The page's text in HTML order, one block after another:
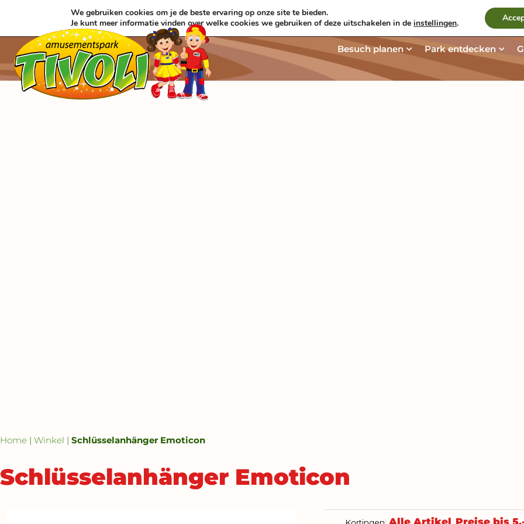
springen
Aktuelles &
Besuch planen Öffne Besuch
Park entdecken
Home | Winkel | Schlüsselanhänger Emoticon
Schlüsselanhänger Emoticon
Kortingen: Alle Artikel Preise bis
We gebruiken cookies om je de beste ervaring op onze site te bieden.
Je kunt meer informatie vinden over welke cookies we gebruiken of deze uitschakelen in deinstellingen.